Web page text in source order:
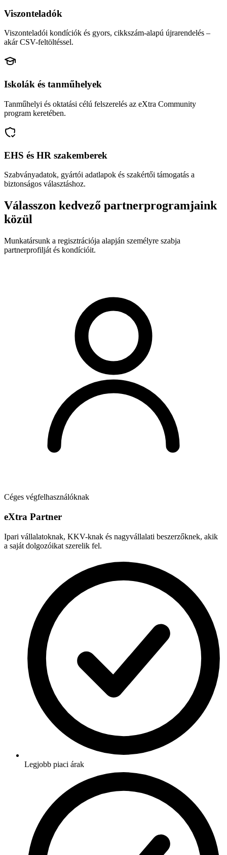
Viszonteladók
Viszonteladói kondíciók és gyors, cikkszám-alapú újrarendelés –
akár CSV-feltöltéssel.
Iskolák és tanműhelyek
Tanműhelyi és oktatási célú felszerelés az eXtra Community
program keretében.
EHS és HR szakemberek
Szabványadatok, gyártói adatlapok és szakértői támogatás a
biztonságos választáshoz.
Válasszon kedvező partnerprogramjaink
közül
Munkatársunk a regisztrációja alapján személyre szabja
partnerprofilját és kondícióit.
Céges végfelhasználóknak
eXtra Partner
Ipari vállalatoknak, KKV-knak és nagyvállalati beszerzőknek, akik
a saját dolgozóikat szerelik fel.
Legjobb piaci árak